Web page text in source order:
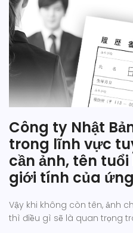
Công ty Nhật
trong lĩnh vực
cần ảnh, tên
giới tính của
Vậy khi không còn tên, ảnh
thì điều gì sẽ là quan trọng